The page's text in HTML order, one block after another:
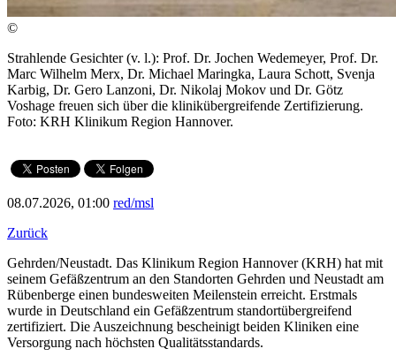
©
Strahlende Gesichter (v. l.): Prof. Dr. Jochen Wedemeyer, Prof. Dr.
Marc Wilhelm Merx, Dr. Michael Maringka, Laura Schott, Svenja
Karbig, Dr. Gero Lanzoni, Dr. Nikolaj Mokov und Dr. Götz
Voshage freuen sich über die klinikübergreifende Zertifizierung.
Foto: KRH Klinikum Region Hannover.
08.07.2026, 01:00 red/msl
Zurück
Gehrden/Neustadt. Das Klinikum Region Hannover (KRH) hat mit
seinem Gefäßzentrum an den Standorten Gehrden und Neustadt am
Rübenberge einen bundesweiten Meilenstein erreicht. Erstmals
wurde in Deutschland ein Gefäßzentrum standortübergreifend
zertifiziert. Die Auszeichnung bescheinigt beiden Kliniken eine
Versorgung nach höchsten Qualitätsstandards.